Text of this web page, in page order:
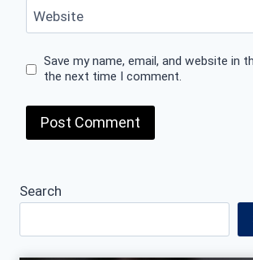
Website
Save my name, email, and website in
the next time I comment.
Search